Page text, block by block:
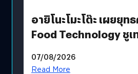
อายิโนะโมะโต๊ะ เผยยุท
Food Technology ชูเ
บริโภคและ B2B
07/08/2026
Read More